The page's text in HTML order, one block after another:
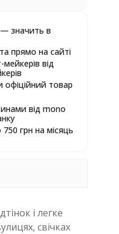
— значить в
прямо на сайті
від
офіційний товар
від mono
грн на місяць
і легке
свічках